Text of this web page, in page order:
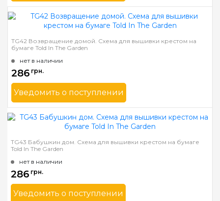
Бренд
Told In The Garden
Страна-производитель
США
Зашивка
TG42 Возвращение домой. Схема для вышивки крестом на
бумаге Told In The Garden
нет в наличии
286 грн.
Уведомить о поступлении
Бренд
Told In The Garden
Страна-производитель
США
Зашивка
TG43 Бабушкин дом. Схема для вышивки крестом на бумаге
Told In The Garden
нет в наличии
286 грн.
Уведомить о поступлении